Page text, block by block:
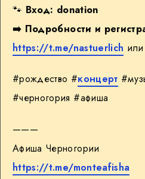
🐾 Вход: donation
➡️ Подробности и
https://t.me/nastuerlich
#рождество #концерт
#черногория #афиша
———
Афиша Черногории
https://t.me/monteafisha